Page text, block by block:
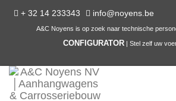
+ 32 14 233343 info@noyens.be
A&C Noyens is op zoek naar technische
CONFIGURATOR| Stel zelf uw